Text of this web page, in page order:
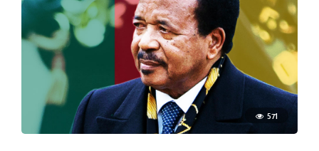
571